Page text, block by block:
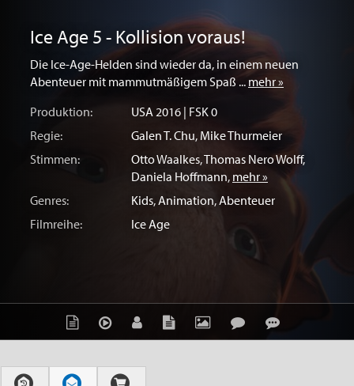
Ice Age 5 - Kollision voraus!
Die Ice-Age-Helden sind wieder da, in einem neuen
Abenteuer mit mammutmäßigem Spaß ...mehr »
Produktion:
USA 2016 | FSK 0
Regie:
Galen T. Chu, Mike Thurmeier
Stimmen:
Otto Waalkes,Thomas Nero Wolff,
Daniela Hoffmann, mehr »
Genres:
Kids, Animation,Abenteuer
Filmreihe:
Ice Age